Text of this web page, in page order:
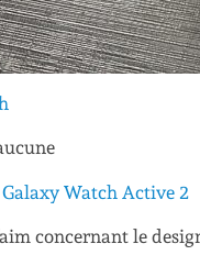
Galaxy Watch Active 2
concernant le